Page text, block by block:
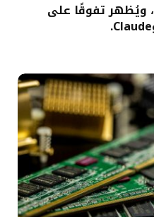
أُطلق نموذج DeepSeek V4، ويُظهر تفوقًا على